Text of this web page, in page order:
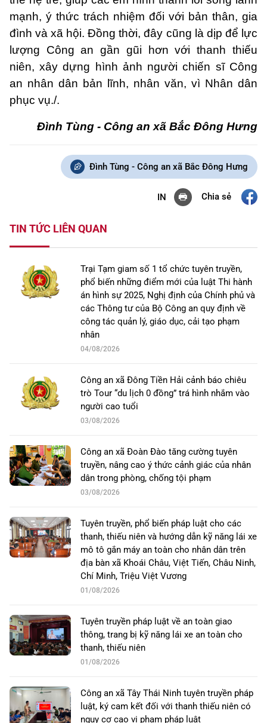
mạnh, ý thức trách nhiệm đối với bản thân, gia
đình và xã hội. Đồng thời, đây cũng là dịp để lực
lượng Công an gần gũi hơn với thanh thiếu
niên, xây dựng hình ảnh người chiến sĩ Công
an nhân dân bản lĩnh, nhân văn, vì Nhân dân
phục vụ./.
Đình Tùng - Công an xã Bắc Đông Hưng
Đình Tùng - Công an xã Bắc Đông Hưng
IN Chia sẻ
TIN TỨC LIÊN QUAN
Trại Tạm giam số 1 tổ chức tuyên truyền,
phổ biến những điểm mới của luật Thi hành
án hình sự 2025, Nghị định của Chính phủ và
các Thông tư của Bộ Công an quy định về
công tác quản lý, giáo dục, cải tạo phạm
nhân
04/08/2026
Công an xã Đông Tiền Hải cảnh báo chiêu
trò Tour “du lịch 0 đồng” trá hình nhắm vào
người cao tuổi
03/08/2026
Công an xã Đoàn Đào tăng cường tuyên
truyền, nâng cao ý thức cảnh giác của nhân
dân trong phòng, chống tội phạm
03/08/2026
Tuyên truyền, phổ biến pháp luật cho các
thanh, thiếu niên và hướng dẫn kỹ năng lái xe
mô tô gắn máy an toàn cho nhân dân trên
địa bàn xã Khoái Châu, Việt Tiến, Châu Ninh,
Chí Minh, Triệu Việt Vương
01/08/2026
Tuyên truyền pháp luật về an toàn giao
thông, trang bị kỹ năng lái xe an toàn cho
thanh, thiếu niên
01/08/2026
Công an xã Tây Thái Ninh tuyên truyền pháp
luật, ký cam kết đối với thanh thiếu niên có
nguy cơ cao vi phạm pháp luật